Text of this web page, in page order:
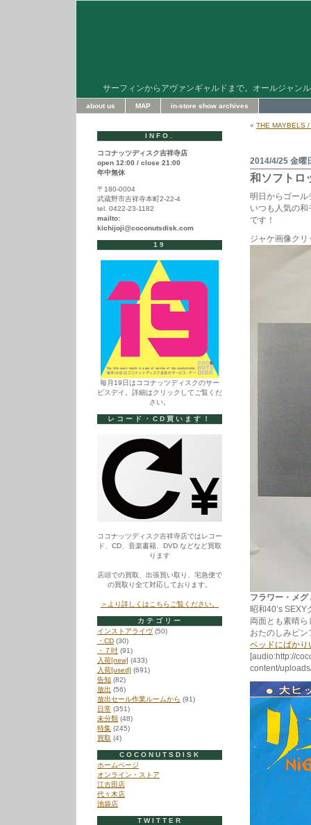
サーフィンからアヴァンギャルドまで。オールジャン
about us MAP in-store show archives
« THE MAYBELS
2014/4/25 金曜
和ソフトロ
明日からゴール
いつも人気の
です！
ジャケ画像ク
フラワー・メ
昭和40’s
両面とも素晴
おたのしみピ
ベッドにばかり
[audio:http://
content/
INFO.
ココナッツディスク吉祥寺店
open 12:00 / close 21:00
年中無休
〒180-0004
武蔵野市吉祥寺本町2-22-4
tel. 0422-23-1182
mailto:
kichijoji@coconutsdisk.com
19
毎月19日はココナッツディスクのサー
ビスデイ。詳細はクリックしてご覧くだ
さい。
レコード・CD買います！
ココナッツディスク吉祥寺店ではレコー
ド、CD、音楽書籍、DVD などなど買取
ります
店頭での買取、出張買い取り、宅急便で
の買取り全て対応しております。
＞より詳しくはこちらご覧ください。
カテゴリー
インストアライヴ(50)
・CD (30)
・７吋 (91)
入荷[new] (433)
入荷[used] (691)
告知 (82)
放出 (56)
放出セール作業ルームから (91)
日常 (351)
未分類 (48)
特集 (245)
買取 (4)
COCONUTSDISK
ホームページ
オンライン・ストア
江古田店
代々木店
池袋店
TWITTER